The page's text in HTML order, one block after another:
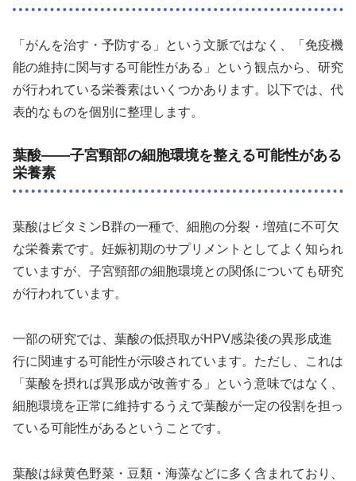
「がんを治す・予防する」という文脈ではなく、「免疫機
能の維持に関与する可能性がある」という観点から、研究
が行われている栄養素はいくつかあります。以下では、代
表的なものを個別に整理します。
葉酸——子宮頸部の細胞環境を整える可能性がある
栄養素
葉酸はビタミンB群の一種で、細胞の分裂・増殖に不可欠
な栄養素です。妊娠初期のサプリメントとしてよく知られ
ていますが、子宮頸部の細胞環境との関係についても研究
が行われています。
一部の研究では、葉酸の低摂取がHPV感染後の異形成進
行に関連する可能性が示唆されています。ただし、これは
「葉酸を摂れば異形成が改善する」という意味ではなく、
細胞環境を正常に維持するうえで葉酸が一定の役割を担っ
ている可能性があるということです。
葉酸は緑黄色野菜・豆類・海藻などに多く含まれており、